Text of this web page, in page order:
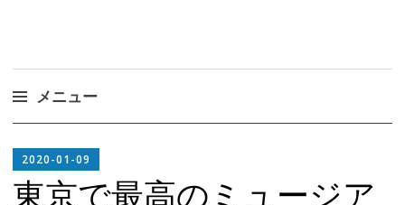
メニュー
ン
テ
2020-01-09
東京で最高のミュージア